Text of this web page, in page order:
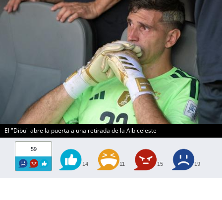
El "Dibu" abre la puerta a una retirada de la Albiceleste
59
14 11 15 19